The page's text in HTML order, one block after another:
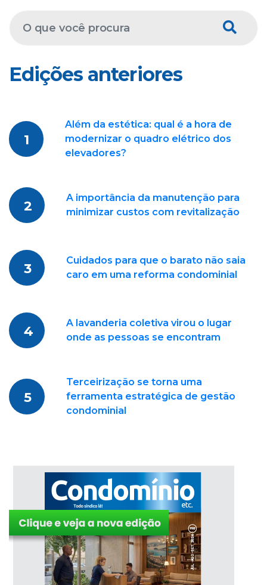
Edições anteriores
1
Além da estética: qual é a hora de
modernizar o quadro elétrico dos
elevadores?
2
A importância da manutenção para
minimizar custos com revitalização
3
Cuidados para que o barato não saia
caro em uma reforma condominial
4
A lavanderia coletiva virou o lugar
onde as pessoas se encontram
5
Terceirização se torna uma
ferramenta estratégica de gestão
condominial